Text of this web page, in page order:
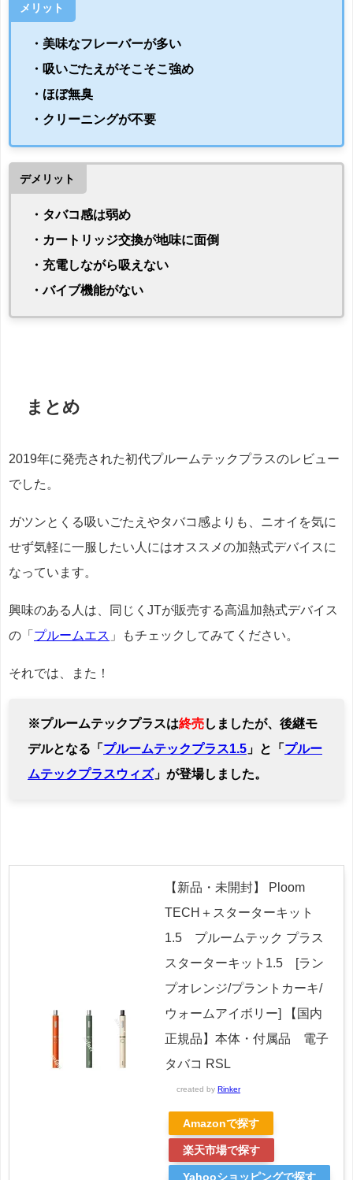
メリット
・美味なフレーバーが多い
・吸いごたえがそこそこ強め
・ほぼ無臭
・クリーニングが不要
デメリット
・タバコ感は弱め
・カートリッジ交換が地味に面倒
・充電しながら吸えない
・バイブ機能がない
まとめ
2019年に発売された初代プルームテックプラスのレビュー
でした。
ガツンとくる吸いごたえやタバコ感よりも、ニオイを気に
せず気軽に一服したい人にはオススメの加熱式デバイスに
なっています。
興味のある人は、同じくJTが販売する高温加熱式デバイス
の「 プルームエス 」もチェックしてみてください。
それでは、また！
※プルームテックプラスは終売しましたが、後継モ
デルとなる「 プルームテックプラス1.5 」と「 プルー
ムテックプラスウィズ」が登場しました。
【新品・未開封】 Ploom
TECH＋スターターキット
1.5 プルームテック プラス
スターターキット1.5 [ラン
プオレンジ/プラントカーキ/
ウォームアイボリー] 【国内
正規品】本体・付属品 電子
タバコ RSL
created by Rinker
Amazonで探す
楽天市場で探す
Yahooショッピングで探す